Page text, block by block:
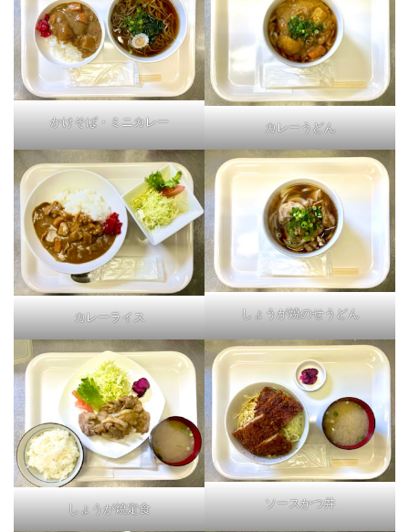
かけそば・ミニカレー カレーうどん
カレーライス しょうが焼のせうどん
しょうが焼定食 ソースかつ丼